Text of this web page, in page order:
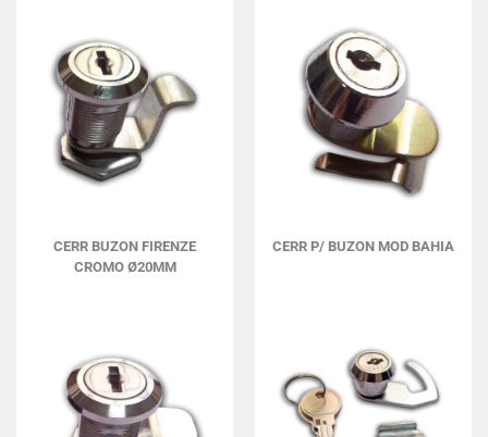
CERR BUZON FIRENZE
CROMO Ø20MM
CERR P/ BUZON MOD BAHIA